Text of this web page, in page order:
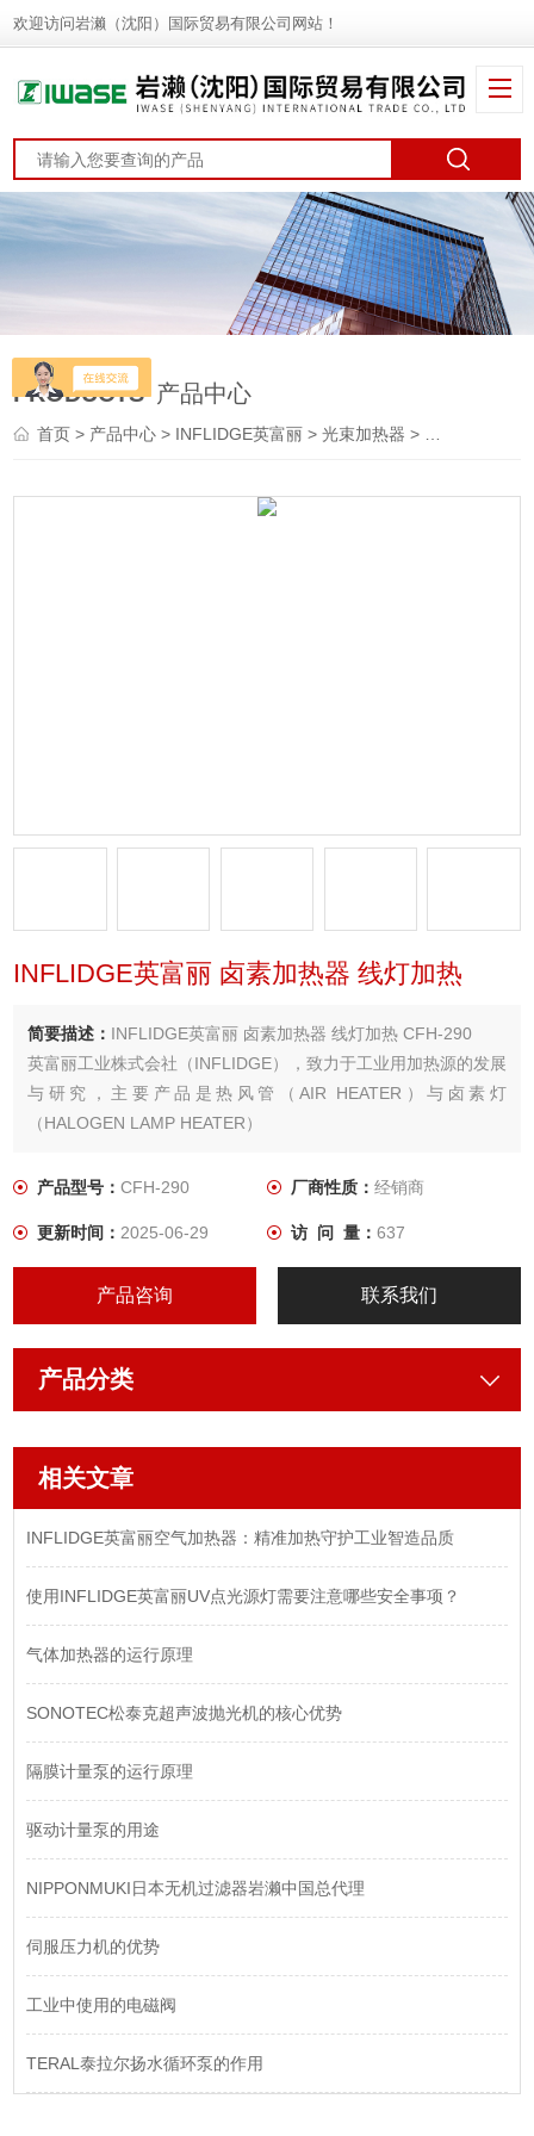
欢迎访问岩濑（沈阳）国际贸易有限公司网站！
PRODUCTS 产品中心
首页> 产品中心 > INFLIDGE英富丽 >光束加热器 > CFH-290INFLIDGE英富丽 卤素加热器 线灯加热
INFLIDGE英富丽 卤素加热器 线灯加热
简要描述： INFLIDGE英富丽 卤素加热器 线灯加热 CFH-290
英富丽工业株式会社（INFLIDGE），致力于工业用加热源的发展
与研究，主要产品是热风管（AIR HEATER）与卤素灯
（HALOGEN LAMP HEATER）
可用于塑胶的溶接，加热；
食品药品容器的封填，各种包装的密封；
产品型号：CFH-290 厂商性质： 经销商
更新时间：2025-06-29 访 问 量： 637
产品咨询 联系我们
产品分类
相关文章
INFLIDGE英富丽空气加热器：精准加热守护工业智造品质
使用INFLIDGE英富丽UV点光源灯需要注意哪些安全事项？
气体加热器的运行原理
SONOTEC松泰克超声波抛光机的核心优势
隔膜计量泵的运行原理
驱动计量泵的用途
NIPPONMUKI日本无机过滤器岩濑中国总代理
伺服压力机的优势
工业中使用的电磁阀
TERAL泰拉尔扬水循环泵的作用